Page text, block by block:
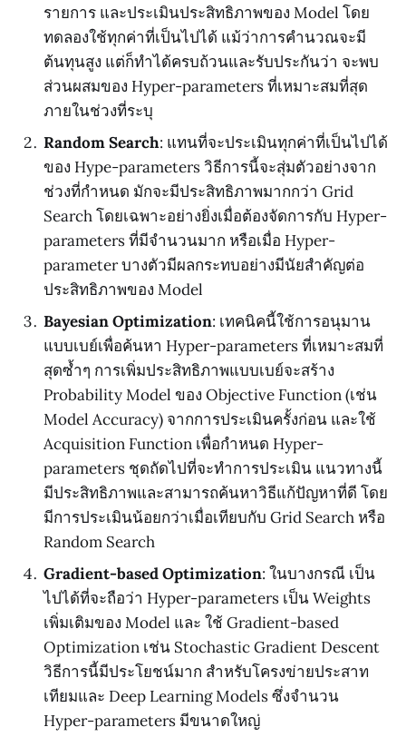
รายการ และประเมินประสิทธิภาพของ Model โดย
ทดลองใช้ทุกค่าที่เป็นไปได้ แม้ว่าการคำนวณจะมี
ต้นทุนสูง แต่ก็ทำได้ครบถ้วนและรับประกันว่า จะพบ
ส่วนผสมของ Hyper-parameters ที่เหมาะสมที่สุด
ภายในช่วงที่ระบุ
Random Search: แทนที่จะประเมินทุกค่าที่เป็นไปได้
ของ Hype-parameters วิธีการนี้จะสุ่มตัวอย่างจาก
ช่วงที่กำหนด มักจะมีประสิทธิภาพมากกว่า Grid
Search โดยเฉพาะอย่างยิ่งเมื่อต้องจัดการกับ Hyper-
parameters ที่มีจำนวนมาก หรือเมื่อ Hyper-
parameter บางตัวมีผลกระทบอย่างมีนัยสำคัญต่อ
ประสิทธิภาพของ Model
Bayesian Optimization: เทคนิคนี้ใช้การอนุมาน
แบบเบย์เพื่อค้นหา Hyper-parameters ที่เหมาะสมที่
สุดซ้ำๆ การเพิ่มประสิทธิภาพแบบเบย์จะสร้าง
Probability Model ของ Objective Function (เช่น
Model Accuracy) จากการประเมินครั้งก่อน และใช้
Acquisition Function เพื่อกำหนด Hyper-
parameters ชุดถัดไปที่จะทำการประเมิน แนวทางนี้
มีประสิทธิภาพและสามารถค้นหาวิธีแก้ปัญหาที่ดี โดย
มีการประเมินน้อยกว่าเมื่อเทียบกับ Grid Search หรือ
Random Search
Gradient-based Optimization: ในบางกรณี เป็น
ไปได้ที่จะถือว่า Hyper-parameters เป็น Weights
เพิ่มเติมของ Model และ ใช้ Gradient-based
Optimization เช่น Stochastic Gradient Descent
วิธีการนี้มีประโยชน์มาก สำหรับโครงข่ายประสาท
เทียมและ Deep Learning Models ซึ่งจำนวน
Hyper-parameters มีขนาดใหญ่